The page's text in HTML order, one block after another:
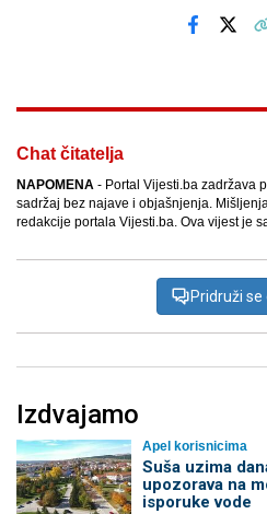
Chat čitatelja
NAPOMENA - Portal Vijesti.ba zadržava
sadržaj bez najave i objašnjenja.
redakcije portala Vijesti.ba. Ova vijest je
Pridruži se
Izdvajamo
Apel korisnicima
Suša uzima
upozorava na
isporuke vode